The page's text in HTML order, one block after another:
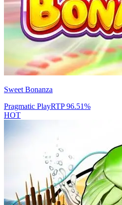
Sweet Bonanza
Pragmatic PlayRTP96.51%
HOT